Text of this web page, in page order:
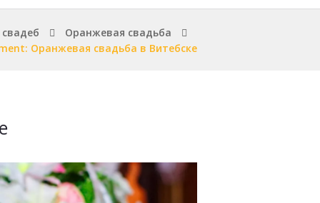
Оранжевая свадьба
Оранжевая свадьба в Витебске